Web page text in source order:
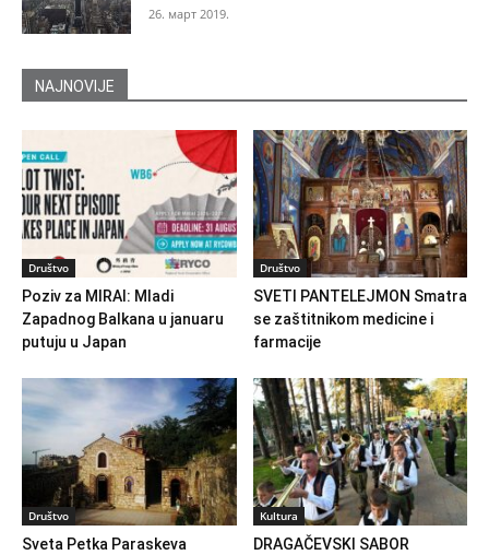
26. март 2019.
NAJNOVIJE
Društvo
Poziv za MIRAI: Mladi
Zapadnog Balkana u januaru
putuju u Japan
Društvo
SVETI PANTELEJMON Smatra
se zaštitnikom medicine i
farmacije
Društvo
Sveta Petka Paraskeva
Kultura
DRAGAČEVSKI SABOR